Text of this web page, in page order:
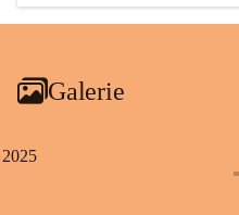
So geht Tennis bei uns
Galerie
2025